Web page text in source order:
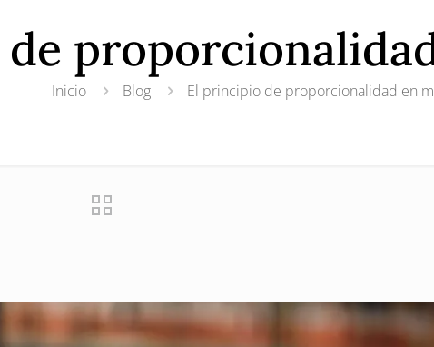
Inicio Blog El principio de proporcionalidad en